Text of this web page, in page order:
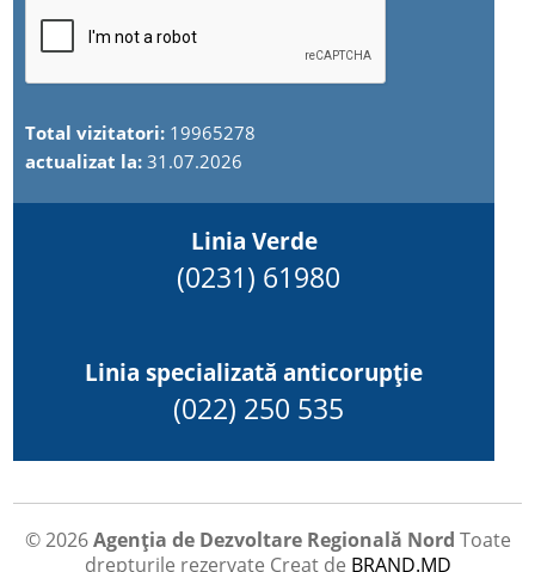
Total vizitatori: 19965278
actualizat la:31.07.2026
Linia Verde
(0231) 61980
Linia specializată anticorupție
(022) 250 535
© 2026Agenția de Dezvoltare Regională Nord Toate
drepturile rezervate Creat de BRAND.MD